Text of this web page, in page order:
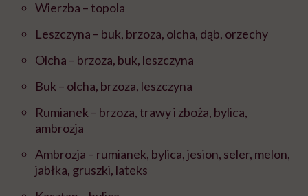
Wierzba – topola
Leszczyna – buk, brzoza, olcha, dąb, orzechy
Olcha – brzoza, buk, leszczyna
Buk – olcha, brzoza, leszczyna
Rumianek – brzoza, trawy i zboża, bylica,
ambrozja
Ambrozja – rumianek, bylica, jesion, seler, melon,
jabłka, gruszki, lateks